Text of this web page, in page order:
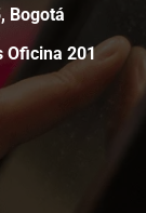
Bogotá
Oficina 201